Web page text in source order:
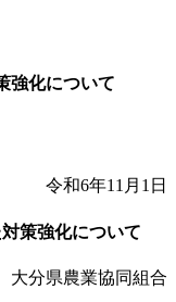
強化について
令和6年11月1日
策強化について
大分県農業協同組合